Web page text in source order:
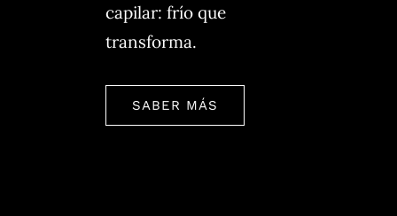
capilar: frío que
transforma.
SABER MÁS